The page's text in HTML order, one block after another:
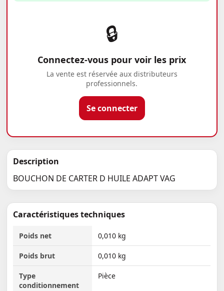
🔒
Connectez-vous pour voir les prix
La vente est réservée aux distributeurs
professionnels.
Se connecter
Description
BOUCHON DE CARTER D HUILE ADAPT VAG
Caractéristiques techniques
Poids net 0,010 kg
Poids brut 0,010 kg
Type
conditionnement
Pièce